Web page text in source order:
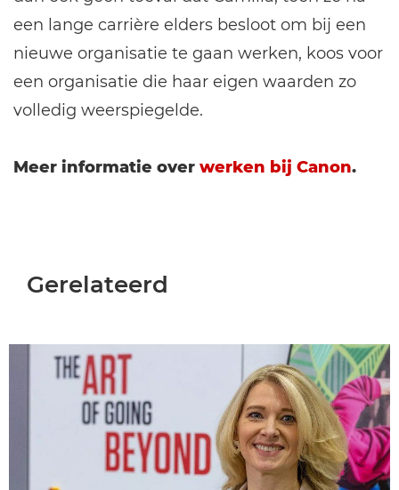
een lange carrière elders besloot om bij een
nieuwe organisatie te gaan werken, koos voor
een organisatie die haar eigen waarden zo
volledig weerspiegelde.
Meer informatie over werken bij Canon.
Gerelateerd